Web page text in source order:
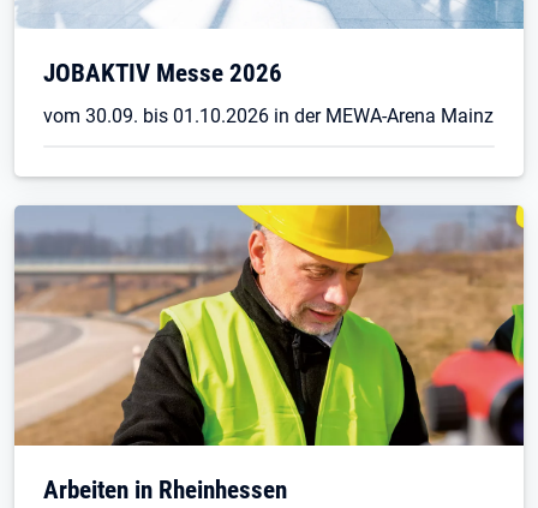
Öffnet in neuem Tab
JOBAKTIV Messe 2026
vom 30.09. bis 01.10.2026 in der MEWA-Arena Mainz
Arbeiten in Rheinhessen